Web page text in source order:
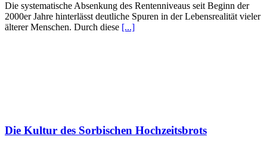
Die systematische Absenkung des Rentenniveaus seit Beginn der
2000er Jahre hinterlässt deutliche Spuren in der Lebensrealität vieler
älterer Menschen. Durch diese [...]
Die Kultur des Sorbischen Hochzeitsbrots